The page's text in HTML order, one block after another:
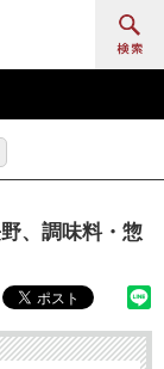
、調味料・惣